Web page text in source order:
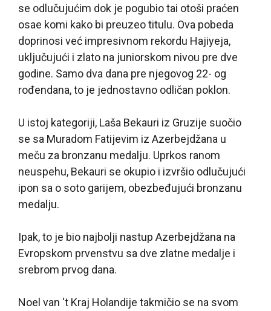
se odlučujućim dok je pogubio tai otoši praćen
osae komi kako bi preuzeo titulu. Ova pobeda
doprinosi već impresivnom rekordu Hajiyeja,
uključujući i zlato na juniorskom nivou pre dve
godine. Samo dva dana pre njegovog 22- og
rođendana, to je jednostavno odličan poklon.
U istoj kategoriji, Laša Bekauri iz Gruzije suočio
se sa Muradom Fatijevim iz Azerbejdžana u
meču za bronzanu medalju. Uprkos ranom
neuspehu, Bekauri se okupio i izvršio odlučujući
ipon sa o soto garijem, obezbeđujući bronzanu
medalju.
Ipak, to je bio najbolji nastup Azerbejdžana na
Evropskom prvenstvu sa dve zlatne medalje i
srebrom prvog dana.
Noel van ‘t Kraj Holandije takmičio se na svom